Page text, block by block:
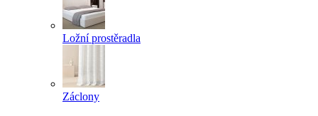
Ložní prostěradla
Záclony